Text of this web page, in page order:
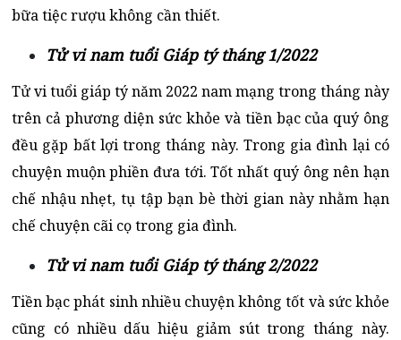
bữa tiệc rượu không cần thiết.
Tử vi nam tuổi Giáp tý tháng 1/2022
Tử vi tuổi giáp tý năm 2022 nam mạng trong tháng này
trên cả phương diện sức khỏe và tiền bạc của quý ông
đều gặp bất lợi trong tháng này. Trong gia đình lại có
chuyện muộn phiền đưa tới. Tốt nhất quý ông nên hạn
chế nhậu nhẹt, tụ tập bạn bè thời gian này nhằm hạn
chế chuyện cãi cọ trong gia đình.
Tử vi nam tuổi Giáp tý tháng 2/2022
Tiền bạc phát sinh nhiều chuyện không tốt và sức khỏe
cũng có nhiều dấu hiệu giảm sút trong tháng này.